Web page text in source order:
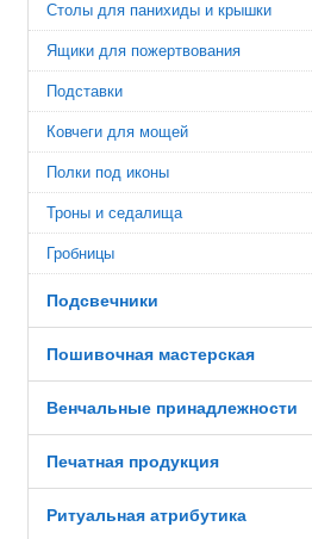
Столы для панихиды и крышки
Ящики для пожертвования
Подставки
Ковчеги для мощей
Полки под иконы
Троны и седалища
Гробницы
Подсвечники
Пошивочная мастерская
Венчальные принадлежности
Печатная продукция
Ритуальная атрибутика